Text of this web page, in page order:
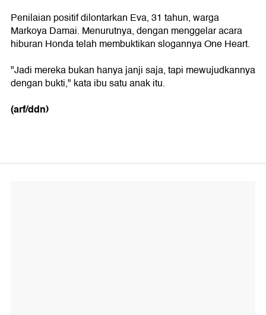
Penilaian positif dilontarkan Eva, 31 tahun, warga
Markoya Damai. Menurutnya, dengan menggelar acara
hiburan Honda telah membuktikan slogannya One Heart.
"Jadi mereka bukan hanya janji saja, tapi mewujudkannya
dengan bukti," kata ibu satu anak itu.
(arf/ddn)